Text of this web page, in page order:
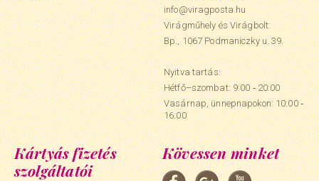
info@viragposta.hu
Virágműhely és Virágbolt:
Bp., 1067 Podmaniczky u. 39.
Nyitva tartás:
Hétfő–szombat: 9:00 ‑ 20:00
Vasárnap, ünnepnapokon: 10:00 ‑
16:00
Kártyás fizetés
szolgáltatói
Kövessen minket